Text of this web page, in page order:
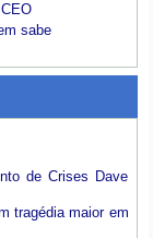
sabe
de Crises Dave
tragédia maior em